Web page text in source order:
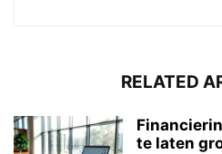
RELATED
te laten